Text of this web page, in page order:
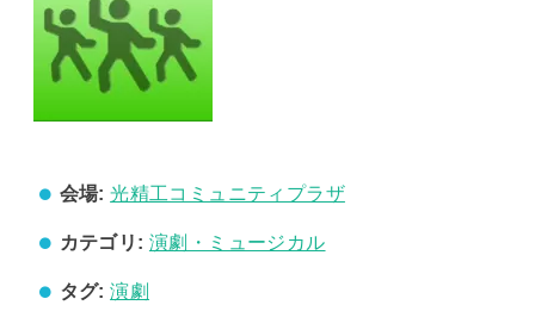
会場: 光精工コミュニティプラザ
カテゴリ: 演劇・ミュージカル
タグ: 演劇